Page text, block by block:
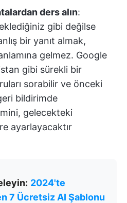
ders alın:
gibi değilse
bir yanıt almak,
gelmez. Google
gibi sürekli bir
sorabilir ve önceki
bildirimde
gelecekteki
ayarlayacaktır
2024'te
7 Ücretsiz AI Şablonu